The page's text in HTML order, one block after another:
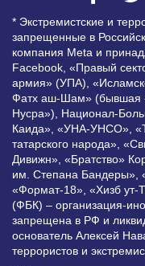
* Экстремистские и
запрещенные в
компания Meta и
Facebook, «Правый
армия» (УПА),
Фатх аш-Шам» (бывшая
Нусра»), Национал-
Каида», «УНА-УНСО»,
татарского народа»,
Дивижн», «Братство»
им. Степана Бандеры»,
«Формат-18», «Хизб ут-
(ФБК) – организация-
запрещена в РФ и
основатель Алексей
террористов и